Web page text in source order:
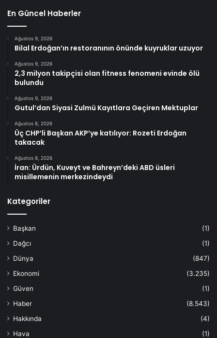
En Güncel Haberler
Ağustos 9, 2026
Bilal Erdoğan’ın restoranının önünde kuyruklar uzuyor
Ağustos 9, 2026
2,3 milyon takipçisi olan fitness fenomeni evinde ölü
bulundu
Ağustos 9, 2026
Gutul’dan Siyasi Zulmü Kayıtlara Geçiren Mektuplar
Ağustos 8, 2026
Üç CHP’li Başkan AKP’ye katılıyor: Rozeti Erdoğan
takacak
Ağustos 8, 2026
İran: Ürdün, Kuveyt ve Bahreyn’deki ABD üsleri
misillemenin merkezindeydi
Kategoriler
Başkan
(1)
Dağcı
(1)
Dünya
(847)
Ekonomi
(3.235)
Güven
(1)
Haber
(8.543)
Hakkında
(4)
Hava
(1)